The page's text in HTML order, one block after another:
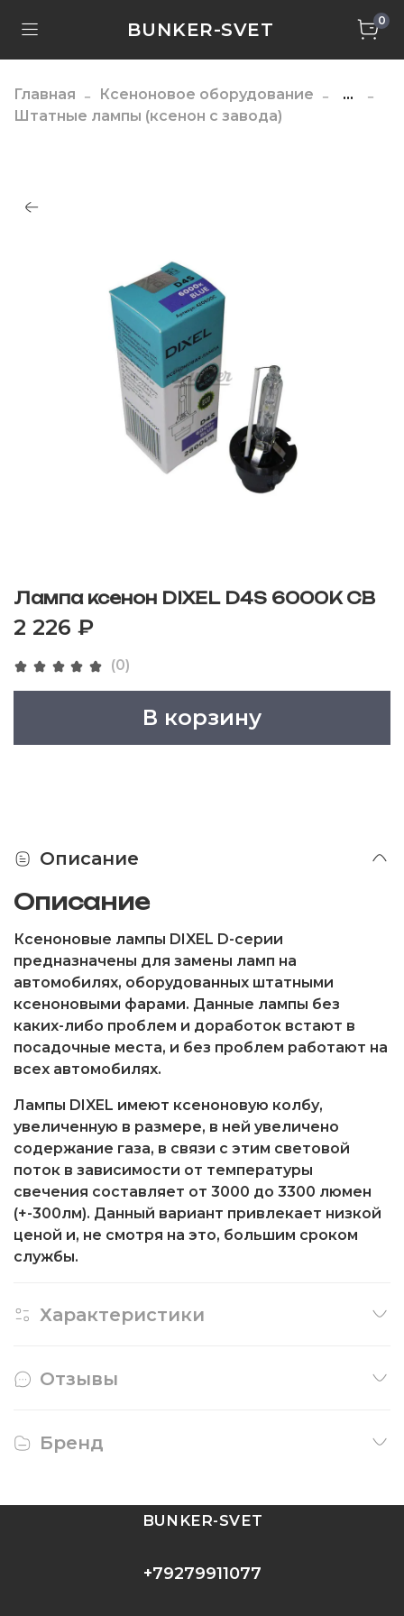
BUNKER-SVET 0
Главная Ксеноновое оборудование
...
Штатные лампы (ксенон с завода)
(0)
Лампа ксенон DIXEL D4S 6000K CB
2 226 ₽
В корзину
Описание
Описание
Ксеноновые лампы DIXEL D-серии
предназначены для замены ламп на
автомобилях, оборудованных штатными
ксеноновыми фарами. Данные лампы без
каких-либо проблем и доработок встают в
посадочные места, и без проблем работают на
всех автомобилях.
Лампы DIXEL имеют ксеноновую колбу,
увеличенную в размере, в ней увеличено
содержание газа, в связи с этим световой
поток в зависимости от температуры
свечения составляет от 3000 до 3300 люмен
(+-300лм). Данный вариант привлекает низкой
ценой и, не смотря на это, большим сроком
службы.
Характеристики
Отзывы
Бренд
+79279911077
BUNKER-SVET